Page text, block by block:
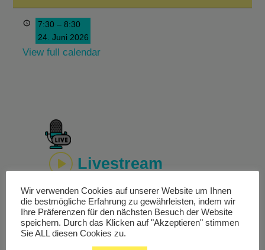
7:30 – 8:30
24. Juni 2026
View full calendar
Livestream
Studiochat
Songfinder
Wir verwenden Cookies auf unserer Website um Ihnen
die bestmögliche Erfahrung zu gewährleisten, indem wir
Ihre Präferenzen für den nächsten Besuch der Website
speichern. Durch das Klicken auf "Akzeptieren" stimmen
Sie ALL diesen Cookies zu.